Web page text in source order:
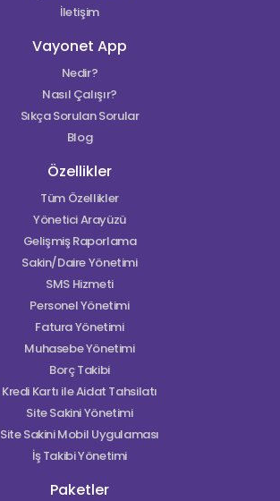
İletişim
Vayonet App
Nedir?
Nasıl Çalışır?
Sıkça Sorulan Sorular
Blog
Özellikler
Tüm Özellikler
Yönetici Arayüzü
Gelişmiş Raporlama
Sakin/Daire Yönetimi
SMS Hizmeti
Personel Yönetimi
Fatura Yönetimi
Muhasebe Yönetimi
Borç Takibi
Kredi Kartı ile Aidat Tahsilatı
Site Sakini Yönetimi
Site Sakini Mobil Uygulaması
İş Takibi Yönetimi
Paketler